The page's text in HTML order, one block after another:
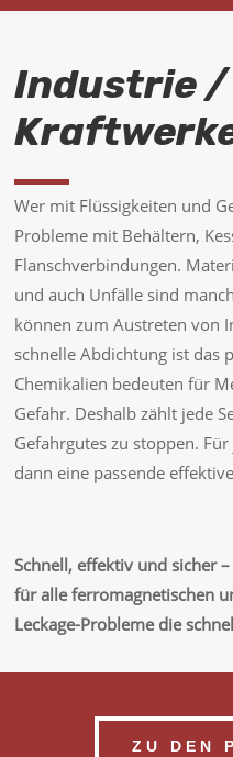
Industrie
Wer mit Flüssigkeiten und
Probleme mit Behältern,
Flanschverbindungen.
und auch Unfälle sind
können zum Austreten von
schnelle Abdichtung ist das
Chemikalien bedeuten für
Gefahr. Deshalb zählt jede
Gefahrgutes zu stoppen.
dann eine passende
Schnell, effektiv und sicher –
füralle ferromagnetischen
Leckage-Probleme die
ZU DEN